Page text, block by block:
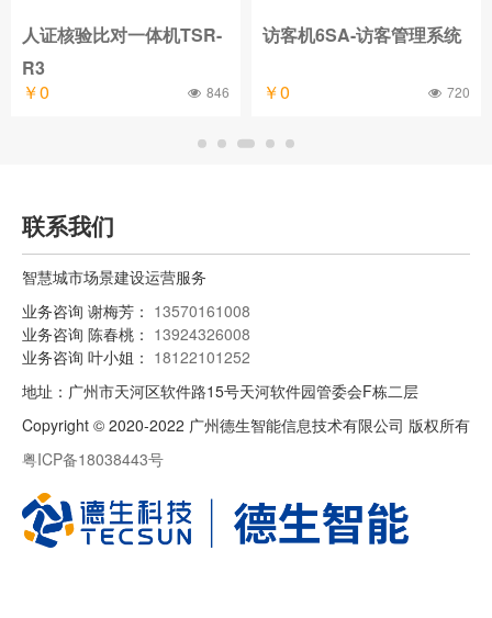
人证核验比对一体机TSR-
R3
￥0
846
访客机6SA-访客管理系统
￥0 720
联系我们
智慧城市场景建设运营服务
业务咨询 谢梅芳： 13570161008
业务咨询 陈春桃： 13924326008
业务咨询 叶小姐： 18122101252
地址：广州市天河区软件路15号天河软件园管委会F栋二层
Copyright © 2020-2022 广州德生智能信息技术有限公司 版权所有
粤ICP备18038443号